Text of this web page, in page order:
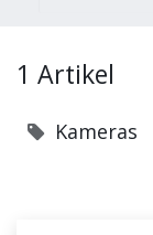
1 Artikel
Kameras